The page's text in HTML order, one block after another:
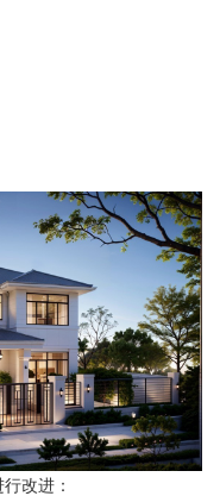
改进：